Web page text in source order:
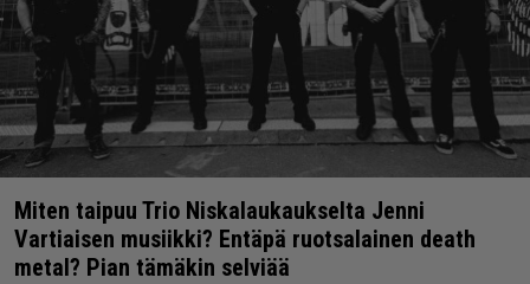
Miten taipuu Trio Niskalaukaukselta Jenni
Vartiaisen musiikki? Entäpä ruotsalainen death
metal? Pian tämäkin selviää